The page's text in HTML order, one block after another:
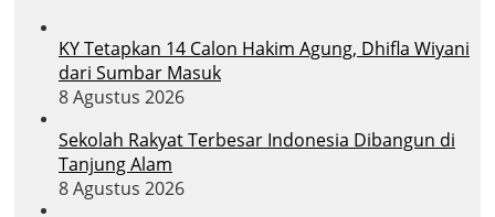
KY Tetapkan 14 Calon Hakim Agung, Dhifla Wiyani
dari Sumbar Masuk
8 Agustus 2026
Sekolah Rakyat Terbesar Indonesia Dibangun di
Tanjung Alam
8 Agustus 2026